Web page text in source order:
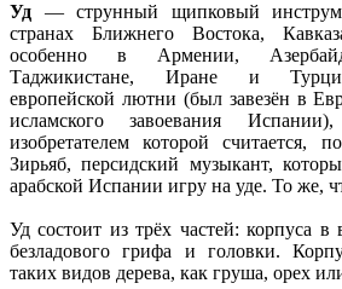
Уд — струнный щипковый
странах Ближнего Востока,
особенно в Армении,
Таджикистане, Иране и
европейской лютни (был завезён в
исламского завоевания
изобретателем которой считается,
Зирьяб, персидский музыкант,
арабской Испании игру на уде. То же,
Уд состоит из трёх частей: корпуса в
безладового грифа и головки.
таких видов дерева, как груша, орех